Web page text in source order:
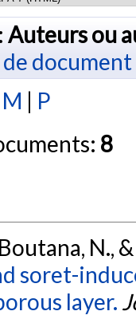
Auteurs ou
de document
M | P
8
N.,
soret-
layer.